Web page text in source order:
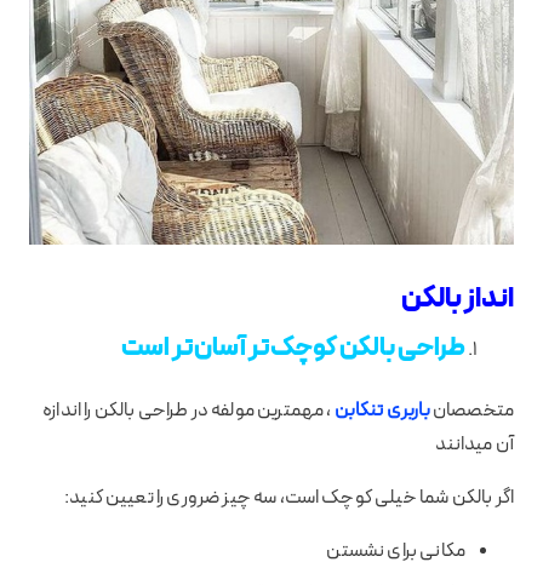
انداز بالکن
طراحی بالکن کوچک‌تر آسان‌تر است
متخصصانباربری تنکابن ، مهمترین مولفه در طراحی بالکن را اندازه
آن میدانند
اگر بالکن شما خیلی کوچک است، سه چیز ضروری را تعیین کنید:
مکانی برای نشستن